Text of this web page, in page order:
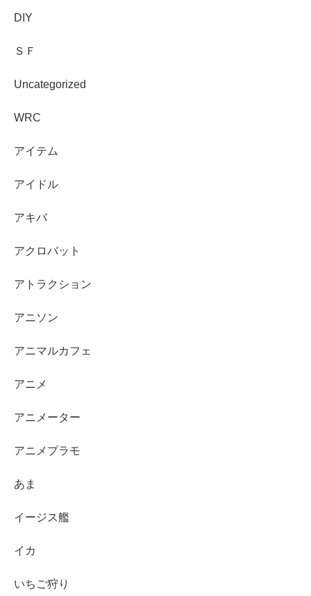
DIY
ＳＦ
Uncategorized
WRC
アイテム
アイドル
アキバ
アクロバット
アトラクション
アニソン
アニマルカフェ
アニメ
アニメーター
アニメプラモ
あま
イージス艦
イカ
いちご狩り